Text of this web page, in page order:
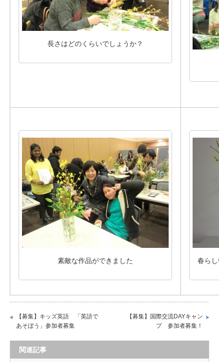
長さはどのくらいでしょうか？
素敵な作品ができました 春ら
【募集】キッズ英語 「英語で
あそぼう」参加者募集
【募集】国際交流DAYキャン
プ 参加者募集！
関連記事